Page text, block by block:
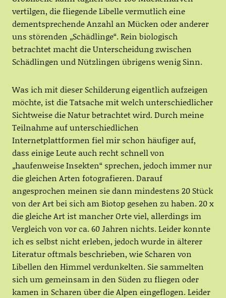
vertilgen, die fliegende Libelle vermutlich eine
dementsprechende Anzahl an Mücken oder anderer
uns störenden „Schädlinge“. Rein biologisch
betrachtet macht die Unterscheidung zwischen
Schädlingen und Nützlingen übrigens wenig Sinn.
Was ich mit dieser Schilderung eigentlich aufzeigen
möchte, ist die Tatsache mit welch unterschiedlicher
Sichtweise die Natur betrachtet wird. Durch meine
Teilnahme auf unterschiedlichen
Internetplattformen fiel mir schon häufiger auf,
dass einige Leute auch recht schnell von
„haufenweise Insekten“ sprechen, jedoch immer nur
die gleichen Arten fotografieren. Darauf
angesprochen meinen sie dann mindestens 20 Stück
von der Art bei sich am Biotop gesehen zu haben. 20 x
die gleiche Art ist mancher Orte viel, allerdings im
Vergleich von vor ca. 60 Jahren nichts. Leider konnte
ich es selbst nicht erleben, jedoch wurde in älterer
Literatur oftmals beschrieben, wie Scharen von
Libellen den Himmel verdunkelten. Sie sammelten
sich um gemeinsam in den Süden zu fliegen oder
kamen in Scharen über die Alpen eingeflogen. Leider